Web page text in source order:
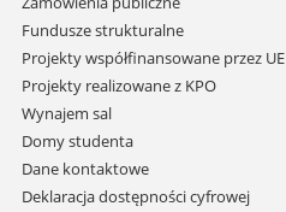
Fundusze strukturalne
Projekty współfinansowane przez UE
Projekty realizowane z KPO
Wynajem sal
Domy studenta
Dane kontaktowe
Deklaracja dostępności cyfrowej